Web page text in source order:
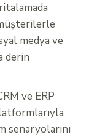
müşterilerle
medya ve
derin
ve ERP